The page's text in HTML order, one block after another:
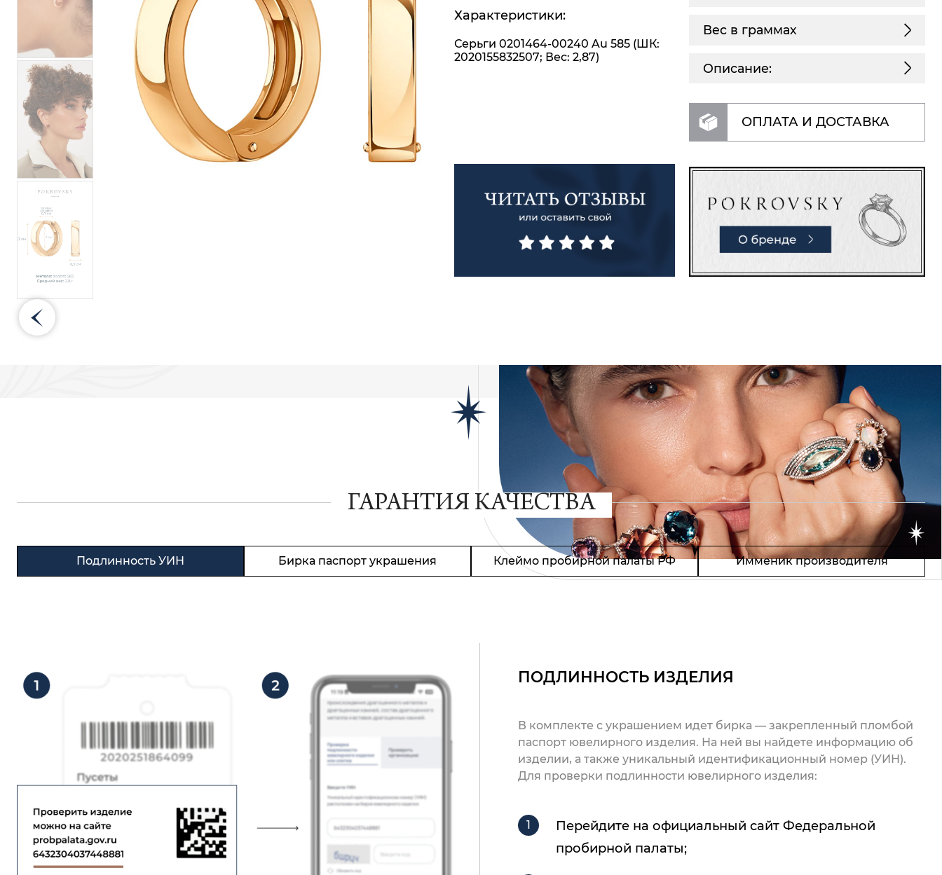
Характеристики:
Серьги 0201464-00240 Au 585 (ШК:
2020155832507; Вес: 2,87)
Описание:
Вес в граммах
ОПЛАТА И ДОСТАВКА
ГАРАНТИЯ КАЧЕСТВА
Подлинность УИН Бирка паспорт украшения Клеймо пробирной палаты РФ Имменик производителя
ПОДЛИННОСТЬ ИЗДЕЛИЯ
В комплекте с украшением идет бирка — закрепленный пломбой
паспорт ювелирного изделия. На ней вы найдете информацию об
изделии, а также уникальный идентификационный номер (УИН).
Для проверки подлинности ювелирного изделия:
Перейдите на официальный сайт Федеральной
пробирной палаты;